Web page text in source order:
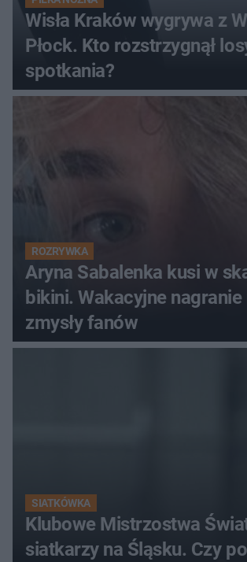
Wisła Kraków wygrywa z
Płock. Kto rozstrzygnął
spotkania?
ROZRYWKA
Aryna Sabalenka kusi w
bikini. Wakacyjne
zmysły fanów
SIATKÓWKA
Klubowe Mistrzostwa
siatkarzy na Śląsku. Czy